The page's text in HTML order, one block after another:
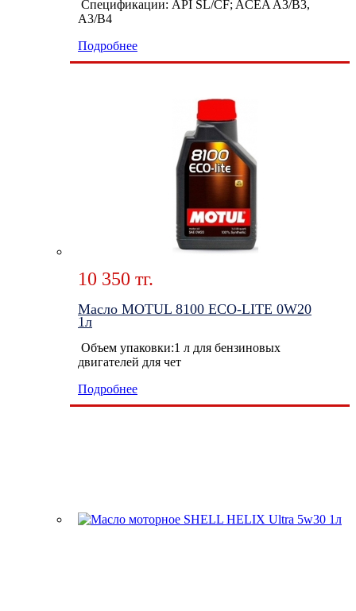
Спецификации: API SL/CF; ACEA A3/B3,
A3/B4
Подробнее
10 350 тг.
Масло MOTUL 8100 ECO-LITE 0W20
1л
Объем упаковки:1 л для бензиновых
двигателей для чет
Подробнее